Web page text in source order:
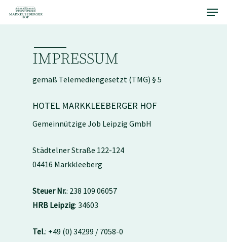
Menu
IMPRESSUM
gemäß Telemediengesetzt (TMG) § 5
HOTEL MARKKLEEBERGER HOF
Gemeinnützige Job Leipzig GmbH
Städtelner Straße 122-124
04416 Markkleeberg
Steuer Nr.: 238 109 06057
HRB Leipzig: 34603
Tel.: +49 (0) 34299 / 7058-0